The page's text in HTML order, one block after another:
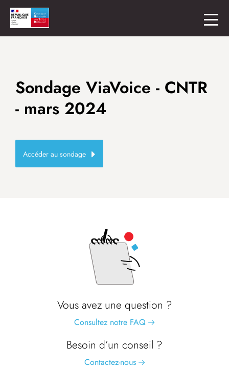
Sondage ViaVoice - CNTR
- mars 2024
Accéder au sondage
Vous avez une question ?
Consultez notre FAQ
Besoin d’un conseil ?
Contactez-nous